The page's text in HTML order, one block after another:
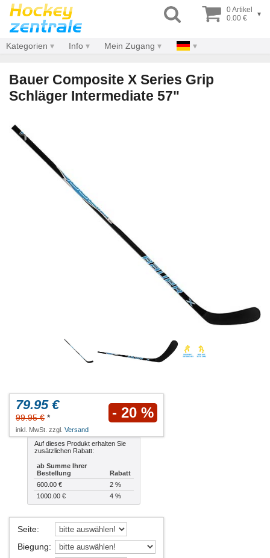
0 Artikel
0.00 €
▾
Kategorien Info Mein Zugang
Bauer Composite X Series Grip
Schläger Intermediate 57"
79.95 €
99.95 € * - 20 %
inkl. MwSt. zzgl. Versand
Auf dieses Produkt erhalten Sie
zusätzlichen Rabatt:
ab Summe Ihrer
Bestellung
Rabatt
600.00 €
2 %
1000.00 €
4 %
Seite:
Biegung: